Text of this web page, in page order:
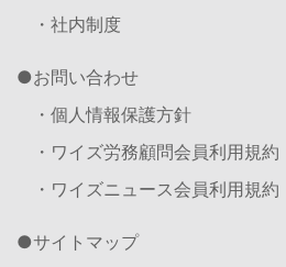
・社内制度
お問い合わせ
・個人情報保護方針
・ワイズ労務顧問会員利用規約
・ワイズニュース会員利用規約
サイトマップ